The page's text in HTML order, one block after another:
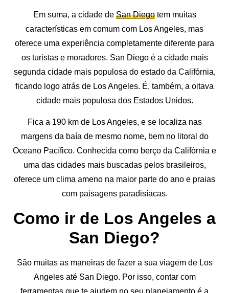
Em suma, a cidade de San Diegotem muitas
características em comum com Los Angeles, mas
oferece uma experiência completamente diferente para
os turistas e moradores. San Diego é a cidade mais
segunda cidade mais populosa do estado da Califórnia,
ficando logo atrás de Los Angeles. É, também, a oitava
cidade mais populosa dos Estados Unidos.
Fica a 190 km de Los Angeles, e se localiza nas
margens da baía de mesmo nome, bem no litoral do
Oceano Pacífico. Conhecida como berço da Califórnia e
uma das cidades mais buscadas pelos brasileiros,
oferece um clima ameno na maior parte do ano e praias
com paisagens paradisíacas.
Como ir de Los Angeles a
San Diego?
São muitas as maneiras de fazer a sua viagem de Los
Angeles até San Diego. Por isso, contar com
ferramentas que te ajudem no seu planejamento é a